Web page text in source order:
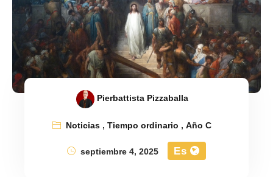
Pierbattista Pizzaballa
Noticias,Tiempo ordinario ,Año C
septiembre 4, 2025
Es